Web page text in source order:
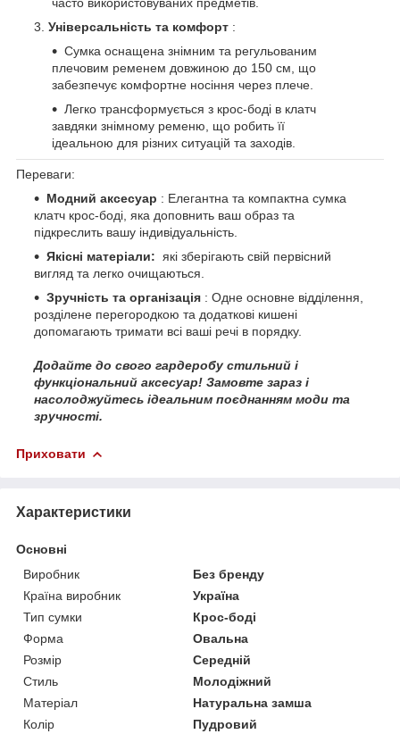
Універсальність та комфорт :
Сумка оснащена знімним та регульованим
плечовим ременем довжиною до 150 см, що
забезпечує комфортне носіння через плече.
Легко трансформується з крос-боді в клатч
завдяки знімному ременю, що робить її
ідеальною для різних ситуацій та заходів.
Переваги:
Модний аксесуар : Елегантна та компактна сумка
клатч крос-боді, яка доповнить ваш образ та
підкреслить вашу індивідуальність.
Якісні матеріали: які зберігають свій первісний
вигляд та легко очищаються.
Зручність та організація : Одне основне відділення,
розділене перегородкою та додаткові кишені
допомагають тримати всі ваші речі в порядку.
Додайте до свого гардеробу стильний і
функціональний аксесуар! Замовте зараз і
насолоджуйтесь ідеальним поєднанням моди та
зручності.
Приховати
Характеристики
Основні
Виробник
Без бренду
Країна виробник
Україна
Тип сумки
Крос-боді
Форма
Овальна
Розмір
Середній
Стиль
Молодіжний
Матеріал
Натуральна замша
Колір
Пудровий